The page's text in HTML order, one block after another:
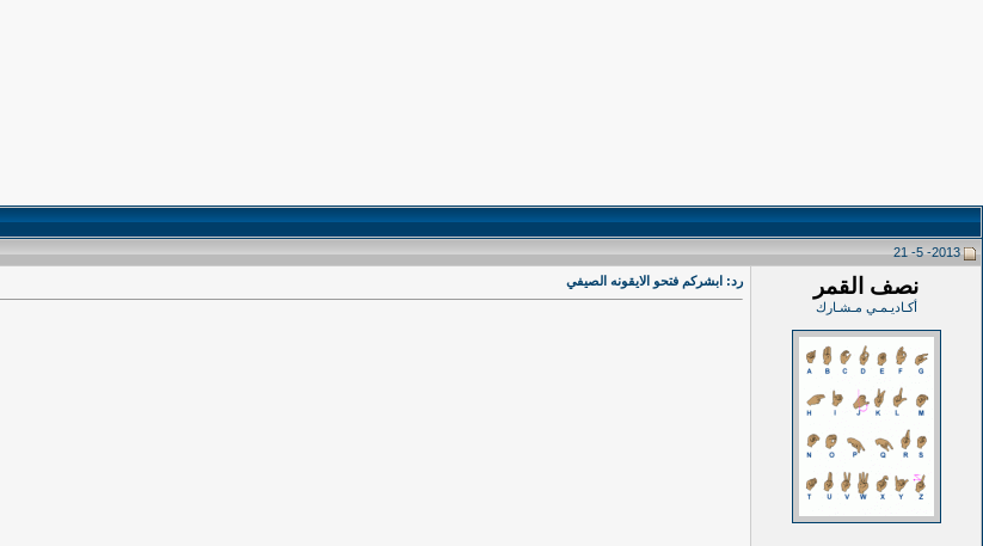
2013- 5- 21
نصف القمر
أكـاديـمـي مـشـارك
رد: ابشركم فتحو الايقونه الصيفي